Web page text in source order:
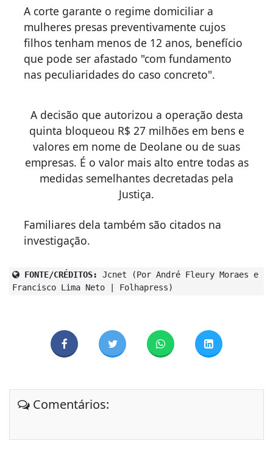
A corte garante o regime domiciliar a
mulheres presas preventivamente cujos
filhos tenham menos de 12 anos, benefício
que pode ser afastado "com fundamento
nas peculiaridades do caso concreto".
A decisão que autorizou a operação desta
quinta bloqueou R$ 27 milhões em bens e
valores em nome de Deolane ou de suas
empresas. É o valor mais alto entre todas as
medidas semelhantes decretadas pela
Justiça.
Familiares dela também são citados na
investigação.
FONTE/CRÉDITOS:
Jcnet (Por André Fleury Moraes e
Francisco Lima Neto | Folhapress)
Comentários: